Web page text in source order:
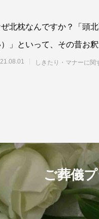
ぜ北枕なんですか？「頭
）」といって、その昔お
たお姿が由来です。頭を
しきたり・マナーに関
ご葬儀